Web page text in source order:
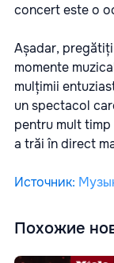
concert este o
Așadar,
momente
mulțimii
un spectacol
pentru mult
a trăi în direct
Источник:
Похожие